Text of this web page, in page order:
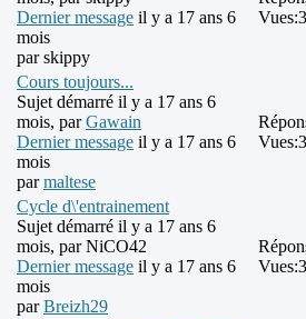
Dernier message il y a 17 ans 6
mois
parskippy
Vues:
Cours toujours...
Sujet démarré il y a 17 ans 6
mois, parGawain
Dernier message il y a 17 ans 6
mois
parmaltese
Vues:
Cycle d\'entrainement
Sujet démarré il y a 17 ans 6
mois, parNiCO42
Dernier message il y a 17 ans 6
mois
parBreizh29
Vues: